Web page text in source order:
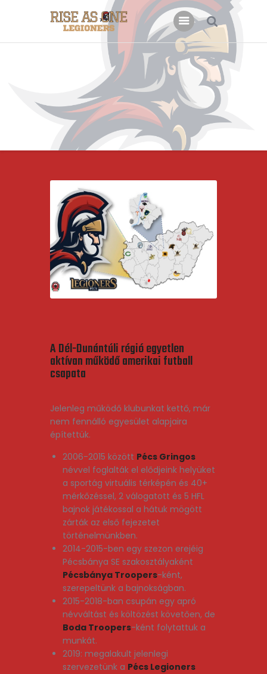
Rólunk
Csatlakoznál?
Támogatás
A Dél-Dunántúli régió egyetlen
aktívan működő amerikai futball
csapata
Jelenleg működő klubunkat kettő, már
nem fennálló egyesület alapjaira
építettük.
2006-2015 között Pécs Gringos
névvel foglalták el elődjeink helyüket
a sportág virtuális térképén és 40+
mérkőzéssel, 2 válogatott és 5 HFL
bajnok játékossal a hátuk mögött
zárták az első fejezetet
történelmünkben.
2014-2015-ben egy szezon erejéig
Pécsbánya SE szakosztályaként
Pécsbánya Troopers-ként,
szerepeltünk a bajnokságban.
2015-2018-ban csupán egy apró
névváltást és költözést követően, de
Boda Troopers-ként folytattuk a
munkát.
2019: megalakult jelenlegi
szervezetünk a Pécs Legioners